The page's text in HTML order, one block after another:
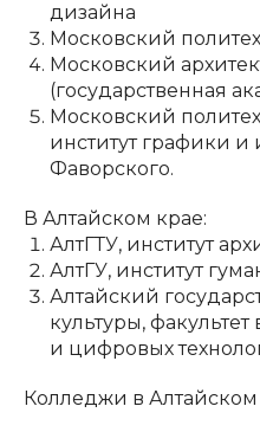
дизайна
Московский
Московский
(государственная
Московский
институт графики и
Фаворского.
В Алтайском крае:
АлтГТУ, институт
АлтГУ, институт
Алтайский
культуры,
и цифровых
Колледжи в Алтайском